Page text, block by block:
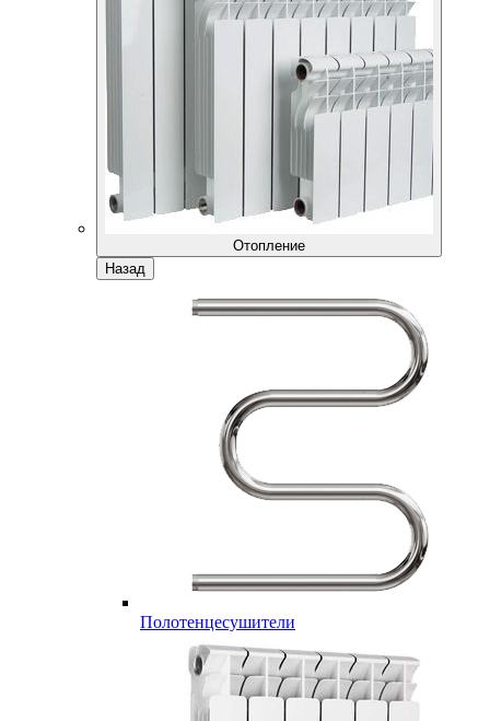
Отопление
Назад
Полотенцесушители